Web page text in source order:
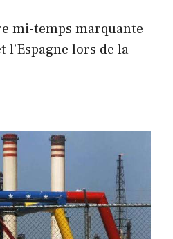
mi-temps marquante
l’Espagne lors de la